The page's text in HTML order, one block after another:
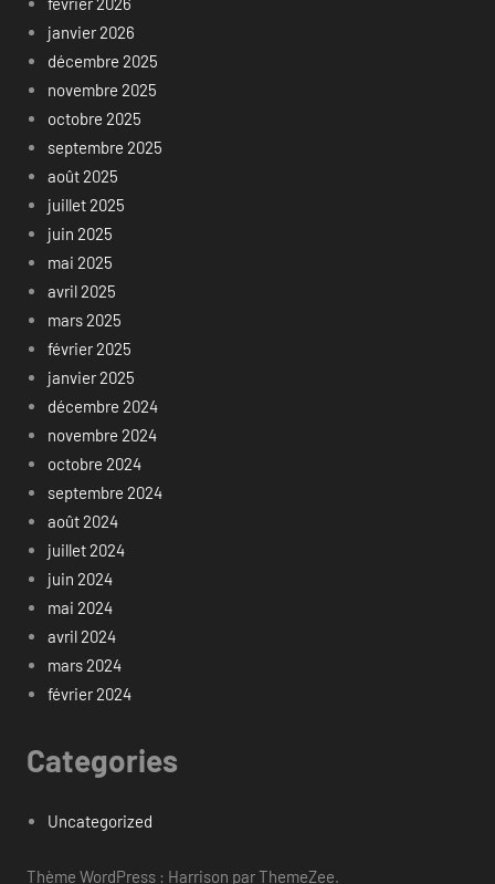
janvier 2026
décembre 2025
novembre 2025
octobre 2025
septembre 2025
août 2025
juillet 2025
juin 2025
mai 2025
avril 2025
mars 2025
février 2025
janvier 2025
décembre 2024
novembre 2024
octobre 2024
septembre 2024
août 2024
juillet 2024
juin 2024
mai 2024
avril 2024
mars 2024
février 2024
Categories
Uncategorized
Thème WordPress : Harrison par ThemeZee.